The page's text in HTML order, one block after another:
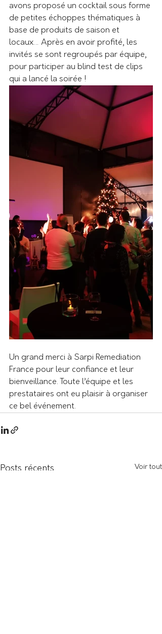
avons proposé un cocktail sous forme
de petites échoppes thématiques à
base de produits de saison et
locaux… Après en avoir profité, les
invités se sont regroupés par équipe,
pour participer au blind test de clips
qui a lancé la soirée !
Un grand merci à Sarpi Remediation
France pour leur confiance et leur
bienveillance. Toute l’équipe et les
prestataires ont eu plaisir à organiser
ce bel événement.
Posts récents Voir tout